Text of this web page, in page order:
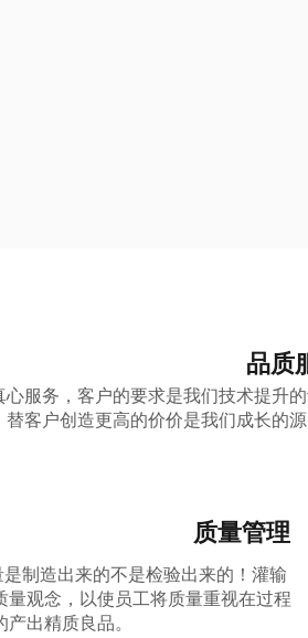
制造出来的不是检验出来的！灌输
量观念，以使员工将质量重视在过程
出精质良品。
心服务，客户的要求是我们技术提升
替客户创造更高的价价是我们成长的
质量管理
品质